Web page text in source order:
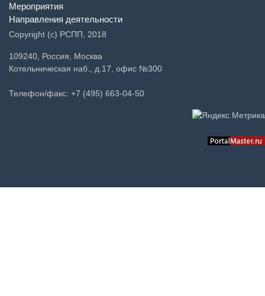
Мероприятия
Направления деятельности
Copyright (c) РСПП, 2018
109240, Россия, Москва
Котельническая наб., д.17, офис №300
Телефон/факс: +7 (495) 663-04-50